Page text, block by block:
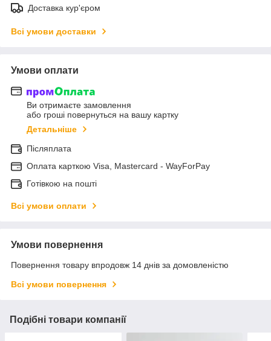
Доставка кур'єром
Всі умови доставки
Умови оплати
Ви отримаєте замовлення
або гроші повернуться на вашу картку
Детальніше
Післяплата
Оплата карткою Visa, Mastercard - WayForPay
Готівкою на пошті
Всі умови оплати
Умови повернення
Повернення товару впродовж 14 днів за домовленістю
Всі умови повернення
Подібні товари компанії